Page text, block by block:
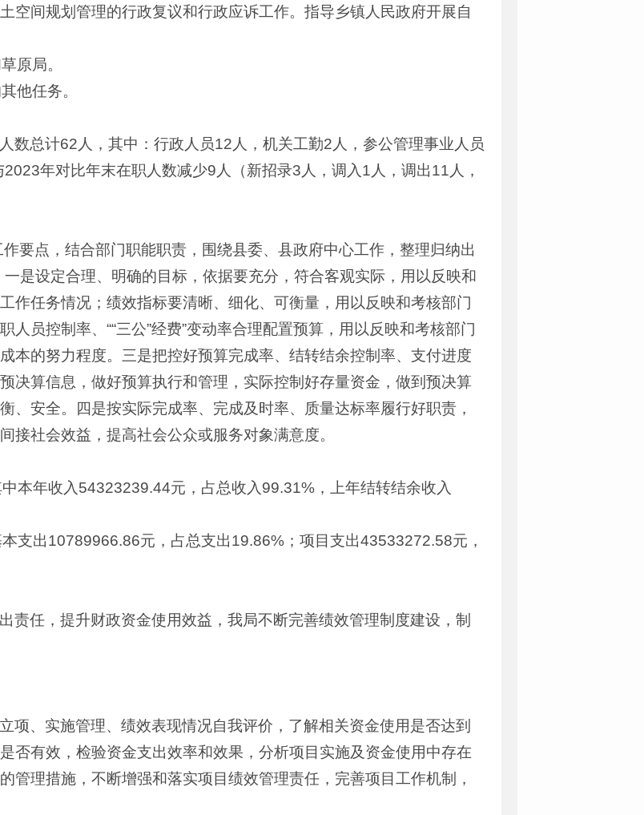
空间规划管理的行政复议和行政应诉工作。指导乡镇人民政府开展自
原局。
他任务。
数总计62人，其中：行政人员12人，机关工勤2人，参公管理事业人员
年对比年末在职人数减少9人（新招录3人，调入1人，调出11人，
要点，结合部门职能职责，围绕县委、县政府中心工作，整理归纳出
是设定合理、明确的目标，依据要充分，符合客观实际，用以反映和
作任务情况；绩效指标要清晰、细化、可衡量，用以反映和考核部门
员控制率、““三公”经费”变动率合理配置预算，用以反映和考核部门
本的努力程度。三是把控好预算完成率、结转结余控制率、支付进度
决算信息，做好预算执行和管理，实际控制好存量资金，做到预决算
、安全。四是按实际完成率、完成及时率、质量达标率履行好职责，
接社会效益，提高社会公众或服务对象满意度。
本年收入54323239.44元，占总收入99.31%，上年结转结余收入
支出10789966.86元，占总支出19.86%；项目支出43533272.58元，
责任，提升财政资金使用效益，我局不断完善绩效管理制度建设，制
项、实施管理、绩效表现情况自我评价，了解相关资金使用是否达到
否有效，检验资金支出效率和效果，分析项目实施及资金使用中存在
管理措施，不断增强和落实项目绩效管理责任，完善项目工作机制，